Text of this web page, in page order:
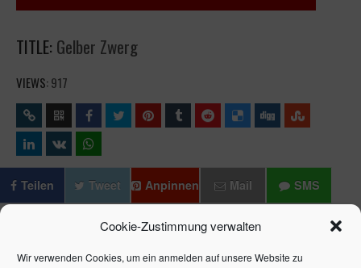
Cookie-Zustimmung verwalten
Wir verwenden Cookies, um ein anmelden auf unsere Website zu
TITLE: Gelber Zwerg
VIEWS:917
Teilen Tweet Anpinnen Mail SMS